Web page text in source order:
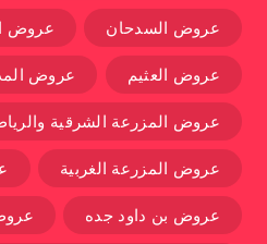
عروض السدحان عروض
عروض العثيم عروض
عروض المزرعة الشرقية
عروض المزرعة الغربية
عروض بن داود جده